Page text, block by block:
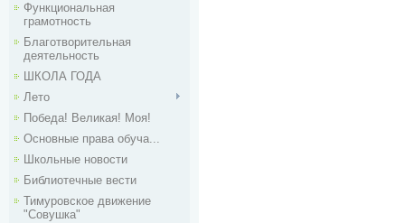
Функциональная
грамотность
Благотворительная
деятельность
ШКОЛА ГОДА
Лето
Победа! Великая! Моя!
Основные права обуча...
Школьные новости
Библиотечные вести
Тимуровское движение
"Совушка"